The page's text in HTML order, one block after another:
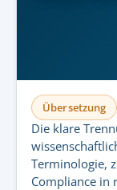
Übersetzung
Die klare
Terminologie,
Compliance in